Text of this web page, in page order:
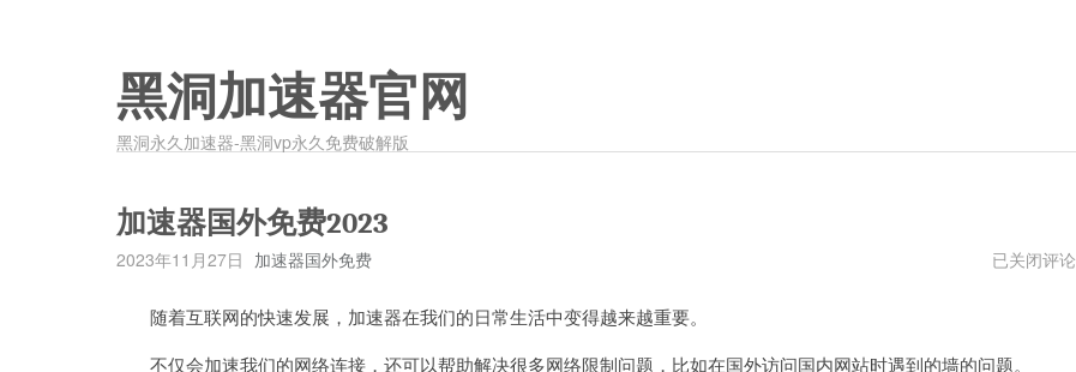
黑洞加速器官网
黑洞永久加速器-黑洞vp永久免费破解版
加速器国外免费2023
2023年11月27日 加速器国外免费
加
免
已关闭评论
随着互联网的快速发展，加速器在我们的日常生活中变得越来越重要。
不仅会加速我们的网络连接，还可以帮助解决很多网络限制问题，比如在国外访问国内网站时遇到的墙的问题。